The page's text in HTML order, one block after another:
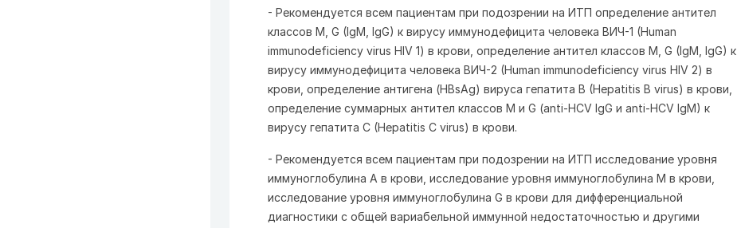
- Рекомендуется всем пациентам при подозрении на ИТП определение антител
классов M, G (IgM, IgG) к вирусу иммунодефицита человека ВИЧ-1 (Human
immunodeficiency virus HIV 1) в крови, определение антител классов M, G (IgM, IgG) к
вирусу иммунодефицита человека ВИЧ-2 (Human immunodeficiency virus HIV 2) в
крови, определение антигена (HBsAg) вируса гепатита B (Hepatitis B virus) в крови,
определение суммарных антител классов М и G (anti-HCV IgG и anti-HCV IgM) к
вирусу гепатита C (Hepatitis C virus) в крови.
- Рекомендуется всем пациентам при подозрении на ИТП исследование уровня
иммуноглобулина A в крови, исследование уровня иммуноглобулина M в крови,
исследование уровня иммуноглобулина G в крови для дифференциальной
диагностики с общей вариабельной иммунной недостаточностью и другими